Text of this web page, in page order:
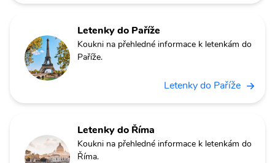
Letenky do Paříže
Koukni na přehledné informace k letenkám do
Paříže.
Letenky do Paříže
Letenky do Říma
Koukni na přehledné informace k letenkám do
Říma.